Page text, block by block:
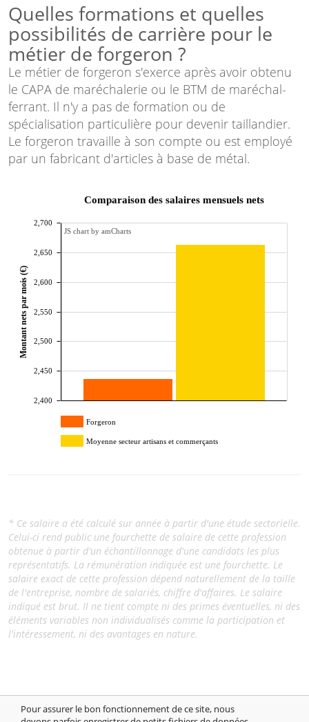
Quelles formations et quelles
possibilités de carrière pour le
métier de forgeron ?
Le métier de forgeron s'exerce après avoir obtenu
le CAPA de maréchalerie ou le BTM de maréchal-
ferrant. Il n'y a pas de formation ou de
spécialisation particulière pour devenir taillandier.
Le forgeron travaille à son compte ou est employé
par un fabricant d'articles à base de métal.
2,400
2,450
2,500
2,550
2,600
2,650
2,700
Montant nets par mois (€)
Comparaison des salaires mensuels nets
JS chart by amCharts
Forgeron
Moyenne secteur artisans et commerçants
* Ce salaire a été calculé sur année à partir d'une étude sectorielle.
Celui-ci rend public une fourchette de salaire de cette profession
obtenue à partir d'un échantillonnage d'une candidats les plus
représentatifs. La rémunération indiquée est une fourchette. Le
salaire exact de cette profession dépend naturellement de la taille
de l'entreprise, nombre de salariés, chiffre d'affaires. Le salaire
indiqué est brut. Il ne tient compte ni des primes éventuelles, ni des
éléments variables non individualisés comme la participation et
l'intéressement, ni des avantages en nature.
Pour assurer le bon fonctionnement de ce site, nous